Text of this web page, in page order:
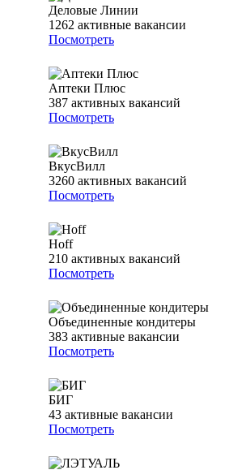
Деловые Линии
1262 активные вакансии
Посмотреть
Аптеки Плюс
387 активных вакансий
Посмотреть
ВкусВилл
3260 активных вакансий
Посмотреть
Hoff
210 активных вакансий
Посмотреть
Объединенные кондитеры
383 активные вакансии
Посмотреть
БИГ
43 активные вакансии
Посмотреть